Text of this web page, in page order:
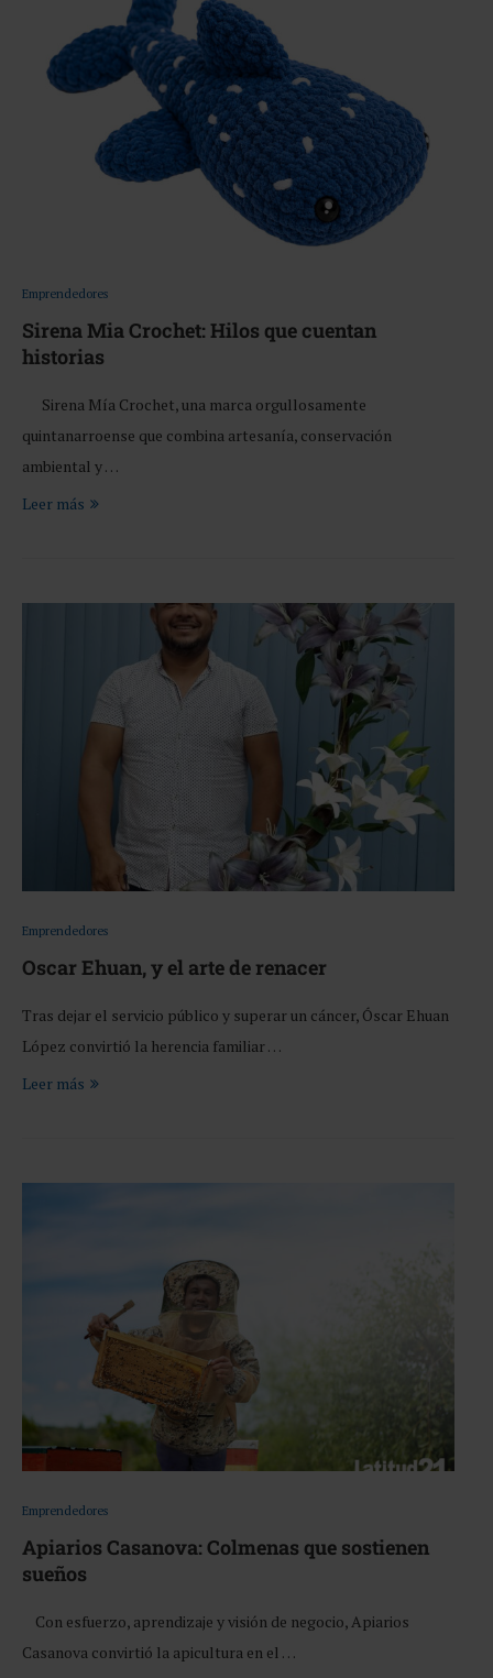
Emprendedores
Sirena Mia Crochet: Hilos que cuentan
historias
Sirena Mía Crochet, una marca orgullosamente
quintanarroense que combina artesanía, conservación
ambiental y …
Leer más
Emprendedores
Oscar Ehuan, y el arte de renacer
Tras dejar el servicio público y superar un cáncer, Óscar Ehuan
López convirtió la herencia familiar …
Leer más
Emprendedores
Apiarios Casanova: Colmenas que sostienen
sueños
Con esfuerzo, aprendizaje y visión de negocio, Apiarios
Casanova convirtió la apicultura en el …